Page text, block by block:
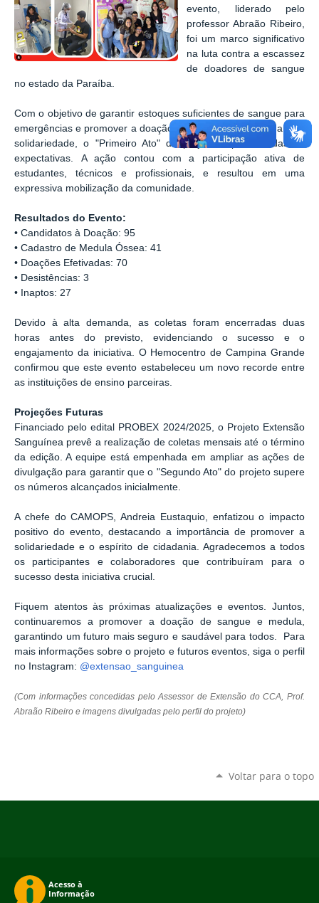
evento, liderado pelo
professor Abraão Ribeiro,
foi um marco significativo
na luta contra a escassez
de doadores de sangue
no estado da Paraíba.
Com o objetivo de garantir estoques suficientes de sangue para
emergências e promover a doação como um ato de cidadania e
solidariedade, o "Primeiro Ato" do projeto superou todas as
expectativas. A ação contou com a participação ativa de
estudantes, técnicos e profissionais, e resultou em uma
expressiva mobilização da comunidade.
Resultados do Evento:
• Candidatos à Doação: 95
• Cadastro de Medula Óssea: 41
• Doações Efetivadas: 70
• Desistências: 3
• Inaptos: 27
Devido à alta demanda, as coletas foram encerradas duas
horas antes do previsto, evidenciando o sucesso e o
engajamento da iniciativa. O Hemocentro de Campina Grande
confirmou que este evento estabeleceu um novo recorde entre
as instituições de ensino parceiras.
Projeções Futuras
Financiado pelo edital PROBEX 2024/2025, o Projeto Extensão
Sanguínea prevê a realização de coletas mensais até o término
da edição. A equipe está empenhada em ampliar as ações de
divulgação para garantir que o "Segundo Ato" do projeto supere
os números alcançados inicialmente.
A chefe do CAMOPS, Andreia Eustaquio, enfatizou o impacto
positivo do evento, destacando a importância de promover a
solidariedade e o espírito de cidadania. Agradecemos a todos
os participantes e colaboradores que contribuíram para o
sucesso desta iniciativa crucial.
Fiquem atentos às próximas atualizações e eventos. Juntos,
continuaremos a promover a doação de sangue e medula,
garantindo um futuro mais seguro e saudável para todos.
Para
mais informações sobre o projeto e futuros eventos, siga o perfil
no Instagram: @extensao_sanguinea
(Com informações concedidas pelo Assessor de Extensão do CCA, Prof.
Abraão Ribeiro e imagens divulgadas pelo perfil do projeto)
Voltar para o topo